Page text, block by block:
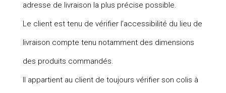
adresse de livraison la plus précise possible.
Le client est tenu de vérifier l’accessibilité du lieu de
livraison compte tenu notamment des dimensions
des produits commandés.
Il appartient au client de toujours vérifier son colis à